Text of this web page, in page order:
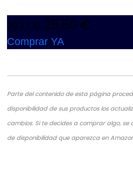
29,77 € 25,50 €
Comprar YA
Parte del contenido de esta página
disponibilidad de sus productos los
cambios. Si te decides a comprar algo,
de disponibilidad que aparezca en